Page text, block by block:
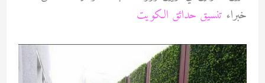
خبراء تنسيق حدائق الكويت